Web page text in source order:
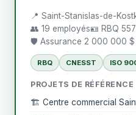
📍 Saint-Stanislas-de-
👥 19 employés🪪 RBQ
🛡️ Assurance 2 000 000 $
RBQ CNESST ISO
PROJETS DE RÉFÉRENCE
🏗️ Centre commercial